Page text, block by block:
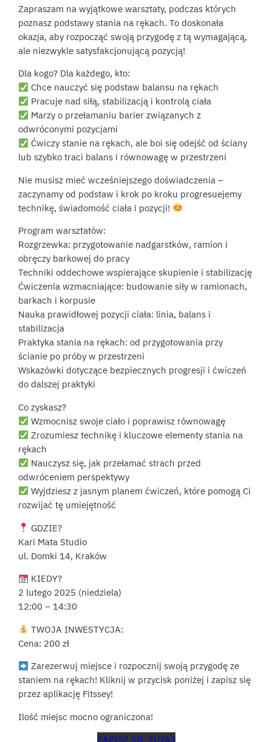
Zapraszam na wyjątkowe warsztaty, podczas których
poznasz podstawy stania na rękach. To doskonała
okazja, aby rozpocząć swoją przygodę z tą wymagającą,
ale niezwykle satysfakcjonującą pozycją!
Dla kogo? Dla każdego, kto:
Chce nauczyć się podstaw balansu na rękach
Pracuje nad siłą, stabilizacją i kontrolą ciała
Marzy o przełamaniu barier związanych z
odwróconymi pozycjami
Ćwiczy stanie na rękach, ale boi się odejść od ściany
lub szybko traci balans i równowagę w przestrzeni
Nie musisz mieć wcześniejszego doświadczenia –
zaczynamy od podstaw i krok po kroku progresuejemy
technikę, świadomość ciała i pozycji!
Program warsztatów:
Rozgrzewka: przygotowanie nadgarstków, ramion i
obręczy barkowej do pracy
Techniki oddechowe wspierające skupienie i stabilizację
Ćwiczenia wzmacniające: budowanie siły w ramionach,
barkach i korpusie
Nauka prawidłowej pozycji ciała: linia, balans i
stabilizacja
Praktyka stania na rękach: od przygotowania przy
ścianie po próby w przestrzeni
Wskazówki dotyczące bezpiecznych progresji i ćwiczeń
do dalszej praktyki
Co zyskasz?
Wzmocnisz swoje ciało i poprawisz równowagę
Zrozumiesz technikę i kluczowe elementy stania na
rękach
Nauczysz się, jak przełamać strach przed
odwróceniem perspektywy
Wyjdziesz z jasnym planem ćwiczeń, które pomogą Ci
rozwijać tę umiejętność
GDZIE?
Kari Mata Studio
ul. Domki 14, Kraków
KIEDY?
2 lutego 2025 (niedziela)
12:00 – 14:30
TWOJA INWESTYCJA:
Cena: 200 zł
Zarezerwuj miejsce i rozpocznij swoją przygodę ze
staniem na rękach! Kliknij w przycisk poniżej i zapisz się
przez aplikację Fitssey!
Ilość miejsc mocno ograniczona!
ZAPISZ SIĘ TUTAJ